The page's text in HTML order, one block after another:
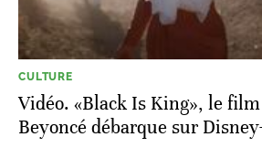
CULTURE
Vidéo. «Black Is King», le
Beyoncé débarque sur